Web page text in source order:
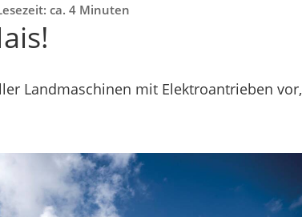
ca. 4 Minuten
Landmaschinen mit Elektroantrieben vor,